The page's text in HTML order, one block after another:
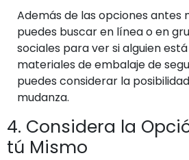
Además de las opciones antes
puedes buscar en línea o en
sociales para ver si alguien
materiales de embalaje de
puedes considerar la
mudanza.
4. Considera la
tú Mismo